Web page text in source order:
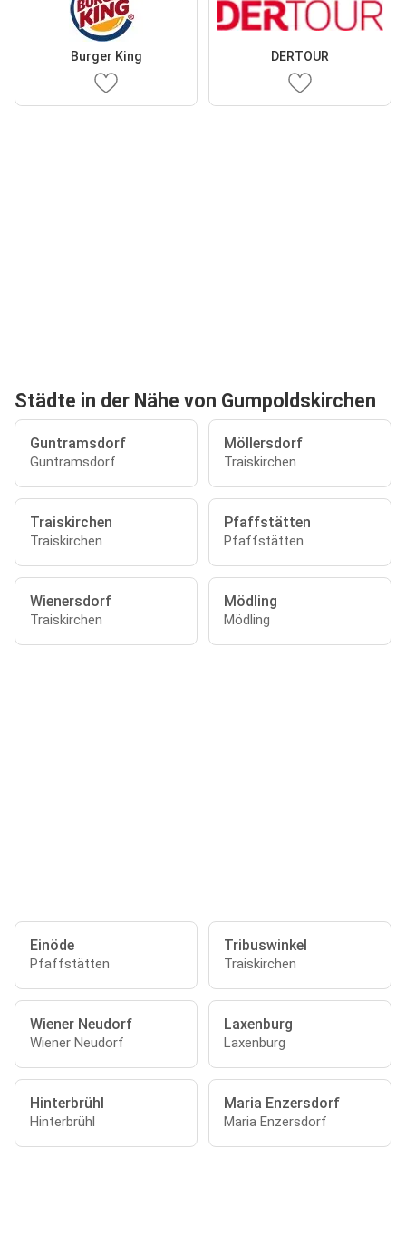
Burger King DERTOUR
Städte in der Nähe von Gumpoldskirchen
Guntramsdorf
Guntramsdorf
Möllersdorf
Traiskirchen
Traiskirchen
Traiskirchen
Pfaffstätten
Pfaffstätten
Wienersdorf
Traiskirchen
Mödling
Mödling
Einöde
Pfaffstätten
Tribuswinkel
Traiskirchen
Wiener Neudorf
Wiener Neudorf
Laxenburg
Laxenburg
Hinterbrühl
Hinterbrühl
Maria Enzersdorf
Maria Enzersdorf